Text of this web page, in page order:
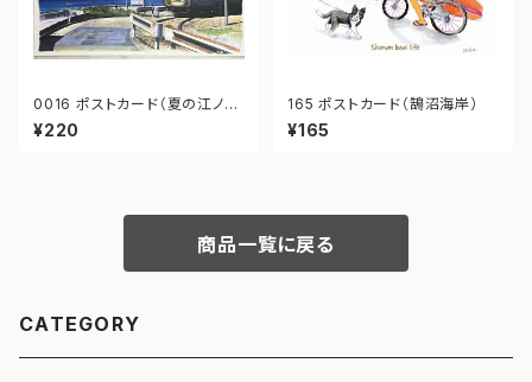
0016 ポストカード（夏の江ノ
電）
¥220
165 ポストカード（鵠沼海岸）
¥165
商品一覧に戻る
CATEGORY